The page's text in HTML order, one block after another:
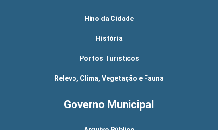
Hino da Cidade
História
Pontos Turísticos
Relevo, Clima, Vegetação e Fauna
Governo Municipal